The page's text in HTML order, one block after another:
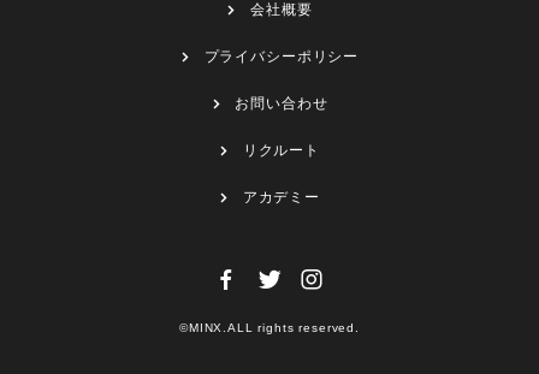
会社概要
プライバシーポリシー
お問い合わせ
リクルート
アカデミー
©MINX.ALL rights reserved.